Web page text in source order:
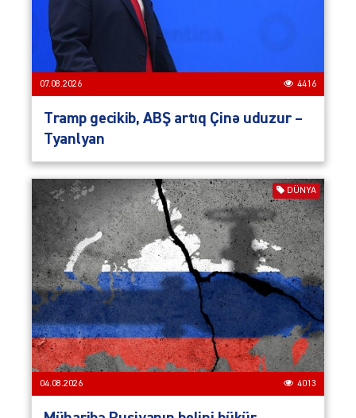
07.08.2026 4416
Tramp gecikib, ABŞ artıq Çinə uduzur –
Tyanlyan
DÜNYA
04.08.2026 4013